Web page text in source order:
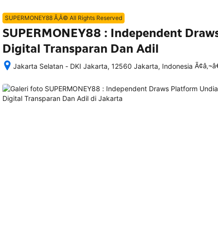
SUPERMONEY88 Ã‚Â© All Rights Reserved
SUPERMONEY88 : Independent
Digital Transparan Dan Adil
Jakarta Selatan - DKI Jakarta, 12560 Jakarta, Indonesia
memesan,
semua